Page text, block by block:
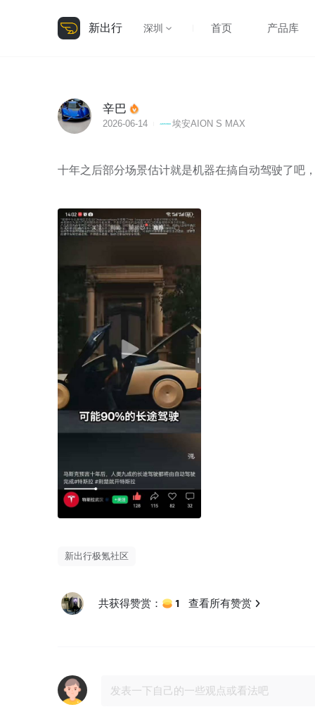
新出行 深圳 首页 产品库
辛巴
2026-06-14 埃安AION S MAX
十年之后部分场景估计就是机器在搞自动驾驶了吧
新出行极氪社区
共获得赞赏： 1 查看所有赞赏